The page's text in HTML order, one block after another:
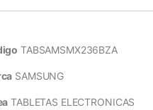
TABSAMSMX236BZA
SAMSUNG
TABLETAS ELECTRONICAS